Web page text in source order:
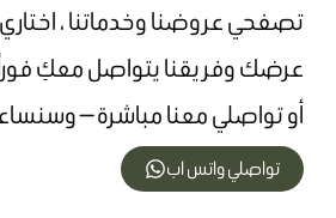
تصفحي عروضنا وخدماتنا ،
عرضك وفريقنا يتواصل معكِ
أو تواصلي معنا مباشرة —
تواصلي واتس اب